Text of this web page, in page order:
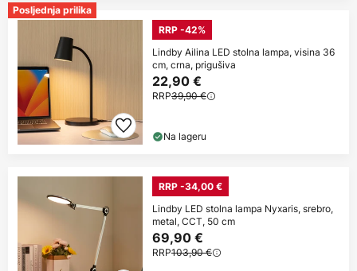
Posljednja prilika
RRP -42%
Lindby Ailina LED stolna lampa, visina 36
cm, crna, prigušiva
22,90 €
RRP39,90 €
Na lageru
RRP -34,00 €
Lindby LED stolna lampa Nyxaris, srebro,
metal, CCT, 50 cm
69,90 €
RRP103,90 €